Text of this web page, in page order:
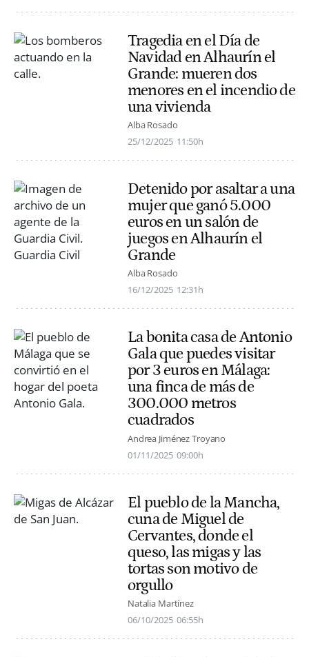
Tragedia en el Día de
Navidad en Alhaurín el
Grande: mueren dos
menores en el incendio de
una vivienda
Alba Rosado
25/12/2025 11:50h
Detenido por asaltar a una
mujer que ganó 5.000
euros en un salón de
juegos en Alhaurín el
Grande
Alba Rosado
16/12/2025 12:31h
La bonita casa de Antonio
Gala que puedes visitar
por 3 euros en Málaga:
una finca de más de
300.000 metros
cuadrados
Andrea Jiménez Troyano
01/11/2025 09:00h
El pueblo de la Mancha,
cuna de Miguel de
Cervantes, donde el
queso, las migas y las
tortas son motivo de
orgullo
Natalia Martínez
06/10/2025 06:55h